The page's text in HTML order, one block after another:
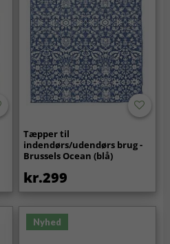
Tæpper til
indendørs/udendørs brug -
Brussels Ocean (blå)
kr.299
Nyhed